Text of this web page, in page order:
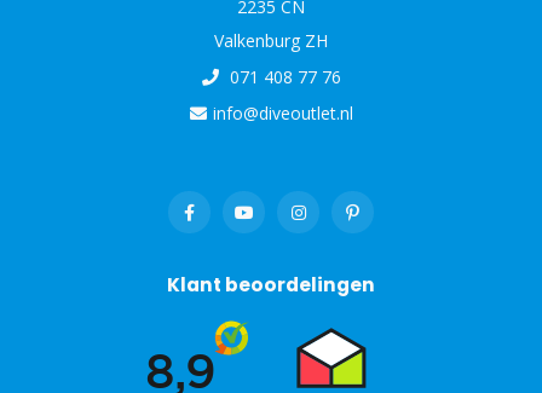
2235 CN
Valkenburg ZH
071 408 77 76
info@diveoutlet.nl
Klant beoordelingen